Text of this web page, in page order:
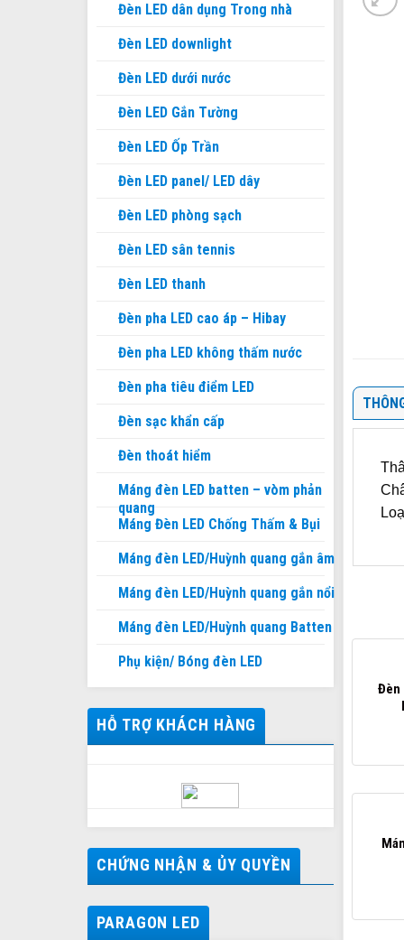
Đèn LED dân dụng Trong nhà
Đèn LED downlight
Đèn LED dưới nước
Đèn LED Gắn Tường
Đèn LED Ốp Trần
Đèn LED panel/ LED dây
Đèn LED phòng sạch
Đèn LED sân tennis
Đèn LED thanh
Đèn pha LED cao áp – Hibay
Đèn pha LED không thấm nước
Đèn pha tiêu điểm LED
Đèn sạc khẩn cấp
Đèn thoát hiểm
Máng đèn LED batten – vòm phản
quang
Máng Đèn LED Chống Thấm & Bụi
Máng đèn LED/Huỳnh quang gắn âm
Máng đèn LED/Huỳnh quang gắn nổi
Máng đèn LED/Huỳnh quang Batten
Phụ kiện/ Bóng đèn LED
HỖ TRỢ KHÁCH HÀNG
CHỨNG NHẬN & ỦY QUYỀN
PARAGON LED
Đèn